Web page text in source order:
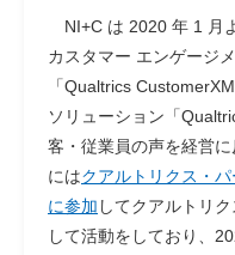
NI+C は 2020 年 1 月
カスタマー エンゲージ
「Qualtrics
ソリューション「
客・従業員の声を経営
にはクアルトリクス・パ
に参加 してクアルトリ
して活動をしており、